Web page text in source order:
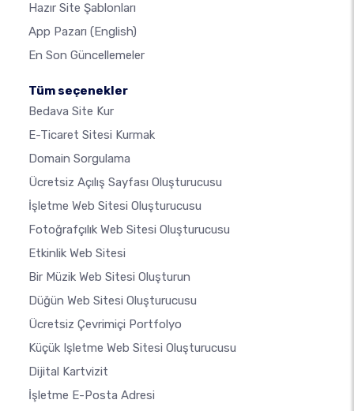
Hazır Site Şablonları
App Pazarı (English)
En Son Güncellemeler
Tüm seçenekler
Bedava Site Kur
E-Ticaret Sitesi Kurmak
Domain Sorgulama
Ücretsiz Açılış Sayfası Oluşturucusu
İşletme Web Sitesi Oluşturucusu
Fotoğrafçılık Web Sitesi Oluşturucusu
Etkinlik Web Sitesi
Bir Müzik Web Sitesi Oluşturun
Düğün Web Sitesi Oluşturucusu
Ücretsiz Çevrimiçi Portfolyo
Küçük Işletme Web Sitesi Oluşturucusu
Dijital Kartvizit
İşletme E-Posta Adresi